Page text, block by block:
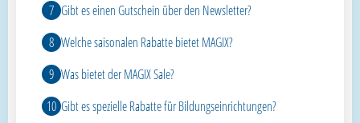
Gibt es einen Gutschein über den Newsletter?
Welche saisonalen Rabatte bietet MAGIX?
Was bietet der MAGIX Sale?
Gibt es spezielle Rabatte für Bildungseinrichtungen?